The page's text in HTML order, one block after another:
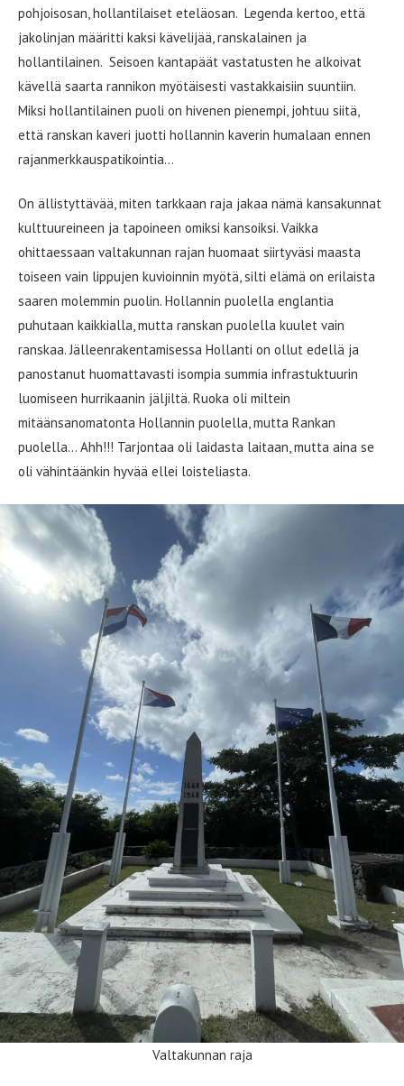
pohjoisosan, hollantilaiset eteläosan. Legenda kertoo, että
jakolinjan määritti kaksi kävelijää, ranskalainen ja
hollantilainen. Seisoen kantapäät vastatusten he alkoivat
kävellä saarta rannikon myötäisesti vastakkaisiin suuntiin.
Miksi hollantilainen puoli on hivenen pienempi, johtuu siitä,
että ranskan kaveri juotti hollannin kaverin humalaan ennen
rajanmerkkauspatikointia…
On ällistyttävää, miten tarkkaan raja jakaa nämä kansakunnat
kulttuureineen ja tapoineen omiksi kansoiksi. Vaikka
ohittaessaan valtakunnan rajan huomaat siirtyväsi maasta
toiseen vain lippujen kuvioinnin myötä, silti elämä on erilaista
saaren molemmin puolin. Hollannin puolella englantia
puhutaan kaikkialla, mutta ranskan puolella kuulet vain
ranskaa. Jälleenrakentamisessa Hollanti on ollut edellä ja
panostanut huomattavasti isompia summia infrastuktuurin
luomiseen hurrikaanin jäljiltä. Ruoka oli miltein
mitäänsanomatonta Hollannin puolella, mutta Rankan
puolella… Ahh!!! Tarjontaa oli laidasta laitaan, mutta aina se
oli vähintäänkin hyvää ellei loisteliasta.
Valtakunnan raja